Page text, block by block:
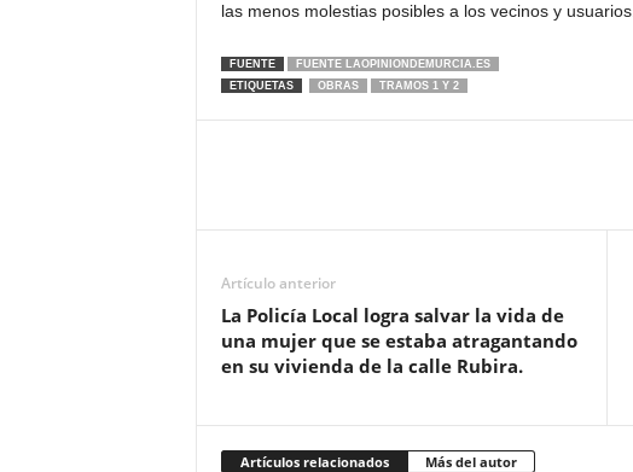
las menos molestias posibles a los vecinos y usuarios.
FUENTE
FUENTE LAOPINIONDEMURCIA.ES
ETIQUETAS
OBRAS TRAMOS 1 Y 2
Artículo anterior
La Policía Local logra salvar la vida de
una mujer que se estaba atragantando
en su vivienda de la calle Rubira.
Artículos relacionados Más del autor